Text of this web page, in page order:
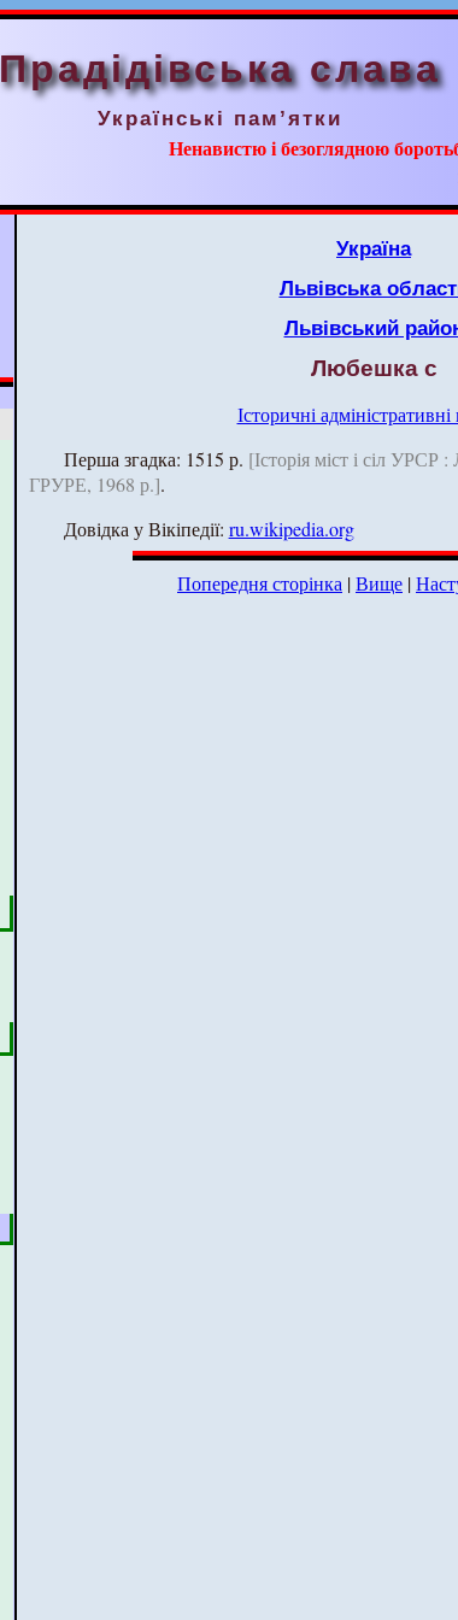
Прадідівська слава
Українські пам’ятки
Ненавистю і безоглядною
Україна
Львівська
Львівський
Любешка с
Історичні адміністративні
Перша згадка: 1515 р. [Історія міст і сіл УРСР
ГРУРЕ, 1968 р.].
Довідка у Вікіпедії: ru.wikipedia.org
Попередня сторінка |Вище |